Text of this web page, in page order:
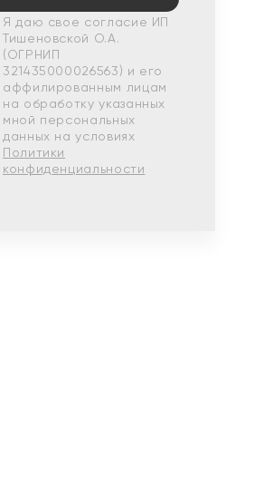
Я даю свое согласие ИП
Тишеновской О.А.
(ОГРНИП
321435000026563) и его
аффилированным лицам
на обработку указанных
мной персональных
данных на условиях
Политики
конфиденциальности